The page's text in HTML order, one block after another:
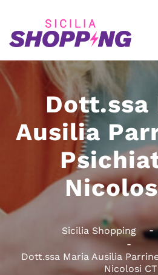
Dott.ssa
Ausilia
Sicilia Shopping
Dott.ssa Maria Ausilia
Nicolosi CT